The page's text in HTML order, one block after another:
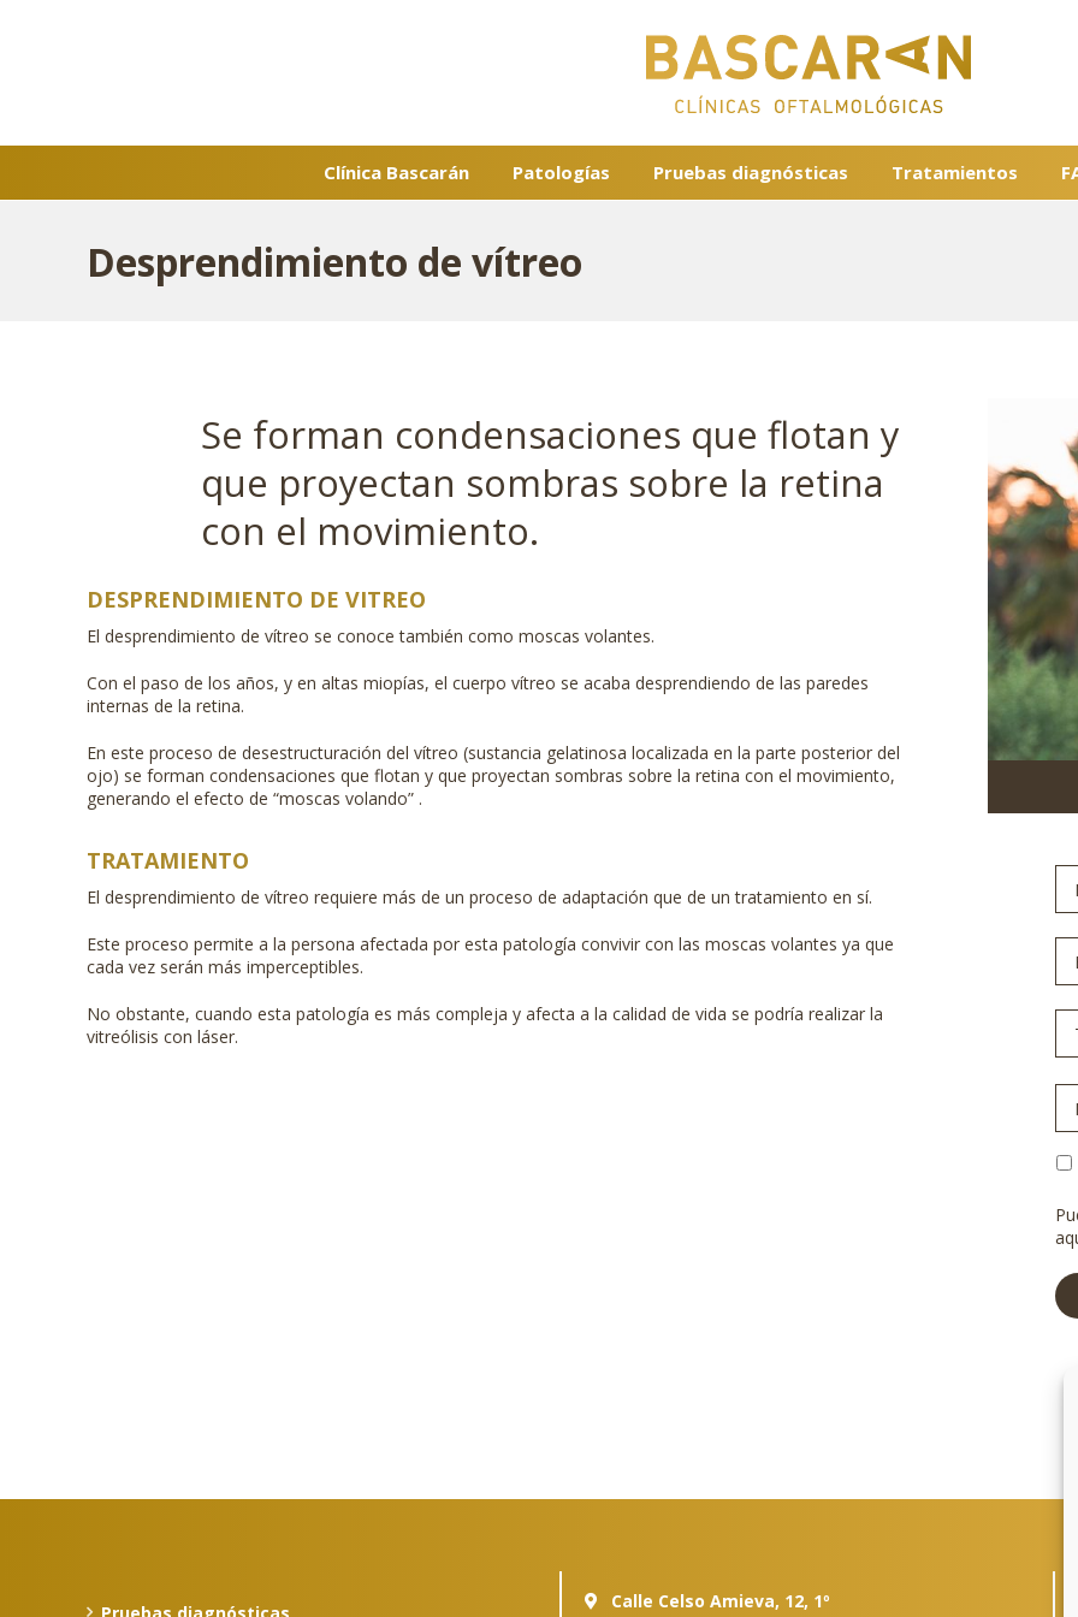
Clínica Bascarán Patologías Pruebas diagnósticas Tratamientos
Desprendimiento de vítreo
Se forman condensaciones que flotan y
que proyectan sombras sobre la retina
con el movimiento.
DESPRENDIMIENTO DE VITREO
El desprendimiento de vítreo se conoce también como moscas volantes.
Con el paso de los años, y en altas miopías, el cuerpo vítreo se acaba desprendiendo de las paredes
internas de la retina.
En este proceso de desestructuración del vítreo (sustancia gelatinosa localizada en la parte posterior del
ojo) se forman condensaciones que flotan y que proyectan sombras sobre la retina con el movimiento,
generando el efecto de “moscas volando” .
TRATAMIENTO
El desprendimiento de vítreo requiere más de un proceso de adaptación que de un tratamiento en sí.
Este proceso permite a la persona afectada por esta patología convivir con las moscas volantes ya que
cada vez serán más imperceptibles.
No obstante, cuando esta patología es más compleja y afecta a la calidad de vida se podría realizar la
vitreólisis con láser.
de
Calle Celso Amieva, 12, 1º